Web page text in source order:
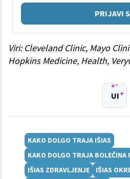
PRIJAVI
Viri: Cleveland Clinic, Mayo
Hopkins Medicine, Health,
UI
KAKO DOLGO TRAJA IŠIAS
KAKO DOLGO TRAJA BOLEČINA
IŠIAS ZDRAVLJENJE
IŠIAS